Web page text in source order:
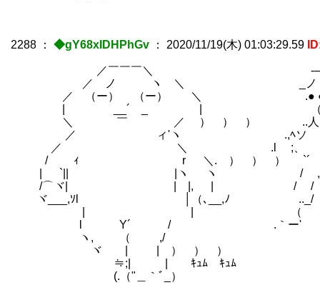
2288 ： ◆gY68xIDHPhGv ： 2020/11/19(木) 01:03:29.59
／￣￣￣＼ -─
／ ノ ヽ ＼ _ノ ヽ､_
／ （ー） （ー） ＼ .● ●
| __´ _ | （人_.） ｌ ）
＼ ￣ ／ ） ） ） ..人,_
／ ゝ ィ'ヽ .,ﾍソ ,､
／ ＼ .l ;、 ハ ｌ ） ） （これでエ
/ ｨ r ＼. ） ） ） `´ 〉
| `|| |ヽ ヽ / ,
/⌒ヾ| | |, | / / ヽ ＼
ヾ___,ｿl │（､__,ﾉ .._/ /
| | （ / ｀
l Y´ / .｀ー'
ヽ, （ ,/
ヾ | | ） ） ）
≒;| | ｷｭﾑ ｷｭﾑ
(.（"＿｀ﾞ_）